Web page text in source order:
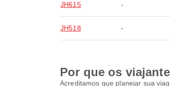
JH615 -
JH518 -
Por que os
Acreditamos que planejar sua